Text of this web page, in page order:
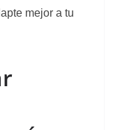
mejor a tu